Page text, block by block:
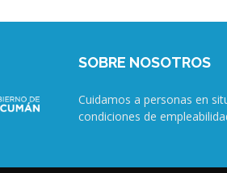
SOBRE NOSOTROS
Cuidamos a personas en
condiciones de